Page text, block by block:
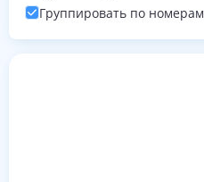
Группировать по номерам